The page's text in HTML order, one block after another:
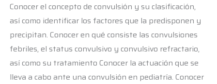
Conocer el concepto de convulsión y su clasificación,
así como identificar los factores que la predisponen y
precipitan. Conocer en qué consiste las convulsiones
febriles, el status convulsivo y convulsivo refractario,
así como su tratamiento Conocer la actuación que se
lleva a cabo ante una convulsión en pediatría. Conocer